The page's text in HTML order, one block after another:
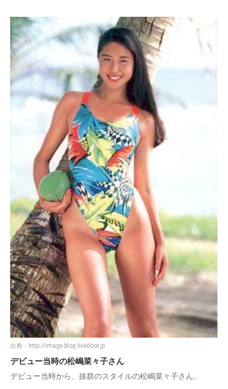
出典： http://image.blog.livedoor.jp
デビュー当時の松嶋菜々子さん
デビュー当時から、抜群のスタイルの松嶋菜々子さん。